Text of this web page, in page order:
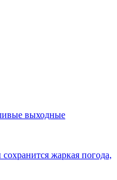
выходные
жаркая погода,